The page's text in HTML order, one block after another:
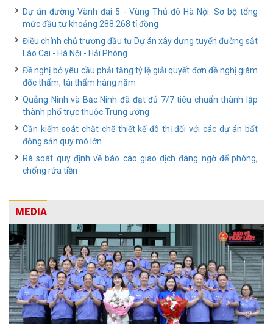
Dự án đường Vành đai 5 - Vùng Thủ đô Hà Nội: Sơ bộ tổng
mức đầu tư khoảng 288.268 tỉ đồng
Điều chỉnh chủ trương đầu tư Dự án xây dựng tuyến đường sắt
Lào Cai - Hà Nội - Hải Phòng
Đề nghị bỏ yêu cầu phải tăng tỷ lệ giải quyết đơn đề nghị giám
đốc thẩm, tái thẩm hàng năm
Quảng Ninh và Bắc Ninh đã đạt đủ 7/7 tiêu chuẩn thành lập
thành phố trực thuộc Trung ương
Cần kiểm soát chặt chẽ thiết kế đô thị đối với các dự án bất
động sản quy mô lớn
Rà soát quy định về báo cáo giao dịch đáng ngờ để phòng,
chống rửa tiền
MEDIA